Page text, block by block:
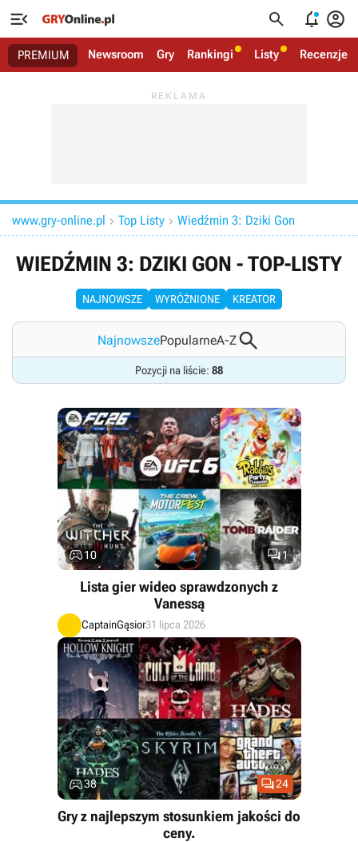
   
PREMIUM Newsroom Gry Rankingi Listy Recenzje
www.gry-online.pl  Top Listy  Wiedźmin 3: Dziki Gon
WIEDŹMIN 3: DZIKI GON - TOP-LISTY
NAJNOWSZE WYRÓŻNIONE KREATOR
NajnowszePopularneA-Z
Pozycji na liście: 88
1
10
Lista gier wideo sprawdzonych z
Vanessą
CaptainGąsior31 lipca 2026
24
38
Gry z najlepszym stosunkiem jakości do
ceny.